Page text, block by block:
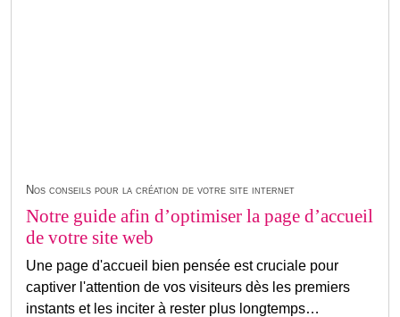
Nos conseils pour la création de votre site internet
Notre guide afin d’optimiser la page d’accueil
de votre site web
Une page d'accueil bien pensée est cruciale pour
captiver l'attention de vos visiteurs dès les premiers
instants et les inciter à rester plus longtemps…